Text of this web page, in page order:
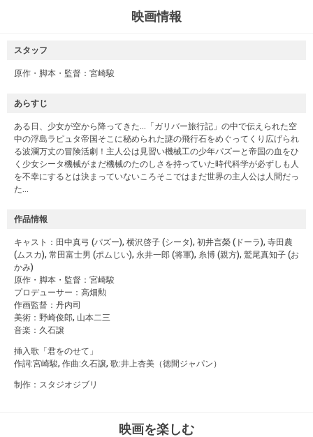
映画情報
スタッフ
原作・脚本・監督： 宮崎駿
あらすじ
ある日、少女が空から降ってきた…「ガリバー旅行記」の中で伝えられた空
中の浮島ラピュタ帝国そこに秘められた謎の飛行石をめぐってくり広げられ
る波瀾万丈の冒険活劇！主人公は見習い機械工の少年パズーと帝国の血をひ
く少女シータ機械がまだ機械のたのしさを持っていた時代科学が必ずしも人
を不幸にするとは決まっていないころそこではまだ世界の主人公は人間だっ
た…
作品情報
キャスト：田中真弓 (パズー), 横沢啓子 (シータ), 初井言榮 (ドーラ), 寺田農
(ムスカ), 常田富士男 (ポムじい), 永井一郎 (将軍), 糸博 (親方), 鷲尾真知子 (お
かみ)
原作・脚本・監督：宮崎駿
プロデューサー：高畑勲
作画監督：丹内司
美術：野崎俊郎, 山本二三
音楽：久石譲
挿入歌「君をのせて」
作詞:宮崎駿, 作曲:久石譲, 歌:井上杏美（徳間ジャパン）
制作：スタジオジブリ
映画を楽しむ